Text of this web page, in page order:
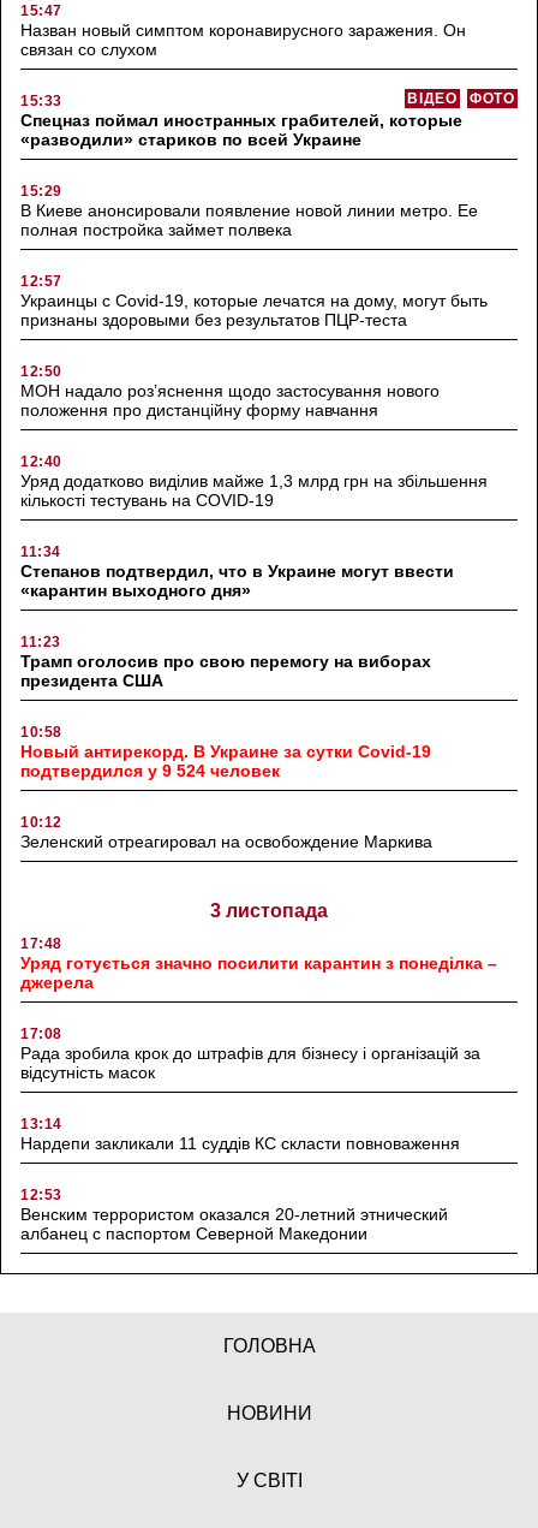
15:47
Назван новый симптом коронавирусного заражения. Он
связан со слухом
15:33 ФОТО
ВІДЕО
Спецназ поймал иностранных грабителей, которые
«разводили» стариков по всей Украине
15:29
В Киеве анонсировали появление новой линии метро. Ее
полная постройка займет полвека
12:57
Украинцы с Covid-19, которые лечатся на дому, могут быть
признаны здоровыми без результатов ПЦР-теста
12:50
МОН надало роз’яснення щодо застосування нового
положення про дистанційну форму навчання
12:40
Уряд додатково виділив майже 1,3 млрд грн на збільшення
кількості тестувань на COVID-19
11:34
Степанов подтвердил, что в Украине могут ввести
«карантин выходного дня»
11:23
Трамп оголосив про свою перемогу на виборах
президента США
10:58
Новый антирекорд. В Украине за сутки Covid-19
подтвердился у 9 524 человек
10:12
Зеленский отреагировал на освобождение Маркива
3 листопада
17:48
Уряд готується значно посилити карантин з понеділка –
джерела
17:08
Рада зробила крок до штрафів для бізнесу і організацій за
відсутність масок
13:14
Нардепи закликали 11 суддів КС скласти повноваження
12:53
Венским террористом оказался 20-летний этнический
албанец с паспортом Северной Македонии
ГОЛОВНА
НОВИНИ
У СВІТІ